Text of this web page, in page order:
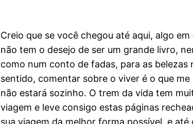
Creio que se você chegou até aqui, algo
não tem o desejo de ser um grande livro,
como num conto de fadas, para as belezas
sentido, comentar sobre o viver é o que
não estará sozinho. O trem da vida tem
viagem e leve consigo estas páginas
sua viagem da melhor forma possível, e